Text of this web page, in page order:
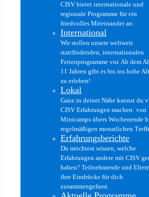
CISV bietet internationale und
regionale Programme für ein
friedvolles Miteinander an.
International
Wir stellen unsere weltweit
stattfindenden, internationalen
Ferienprogramme vor. Ab dem
11 Jahren gibt es bis ins hohe
zu erleben!
Lokal
Ganz in deiner Nähe kannst du
CISV Erfahrungen machen: von
Minicamps übers Wochenende
regelmäßigen monatlichen
Erfahrungsberichte
Du möchtest wissen, welche
Erfahrungen andere mit CISV
haben? Teilnehmende und
ihre Eindrücke für dich
zusammengefasst.